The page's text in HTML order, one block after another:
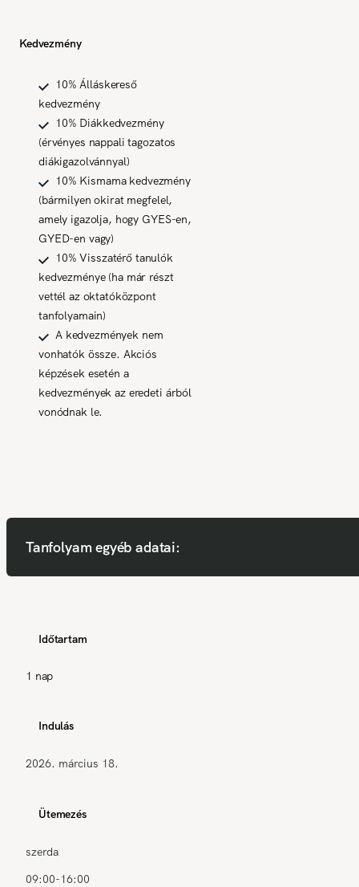
Kedvezmény
10% Álláskereső
kedvezmény
10% Diákkedvezmény
(érvényes nappali tagozatos
diákigazolvánnyal)
10% Kismama kedvezmény
(bármilyen okirat megfelel,
amely igazolja, hogy GYES-en,
GYED-en vagy)
10% Visszatérő tanulók
kedvezménye (ha már részt
vettél az oktatóközpont
tanfolyamain)
A kedvezmények nem
vonhatók össze. Akciós
képzések esetén a
kedvezmények az eredeti árból
vonódnak le.
Tanfolyam egyéb adatai:
Időtartam
1 nap
Indulás
2026. március 18.
Ütemezés
szerda
09:00-16:00